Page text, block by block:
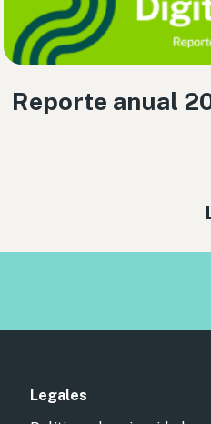
Reporte anual
Legales